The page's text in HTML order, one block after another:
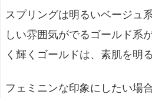
スプリングは明るいベージュ
しい雰囲気がでるゴールド系
く輝くゴールドは、素肌を明
フェミニンな印象にしたい場